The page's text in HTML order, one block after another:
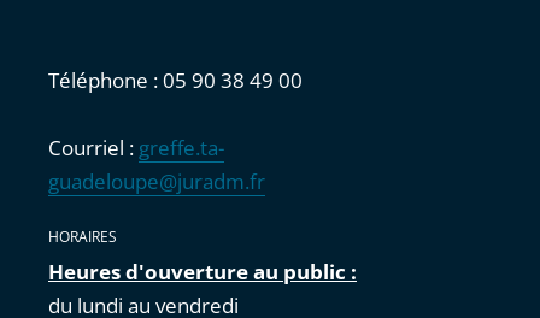
Téléphone : 05 90 38 49 00
Courriel : greffe.ta-
guadeloupe@juradm.fr
HORAIRES
Heures d'ouverture au public :
du lundi au vendredi